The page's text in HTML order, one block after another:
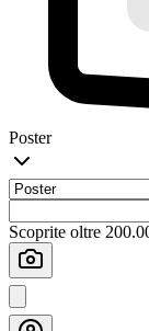
Poster
Scoprite oltre